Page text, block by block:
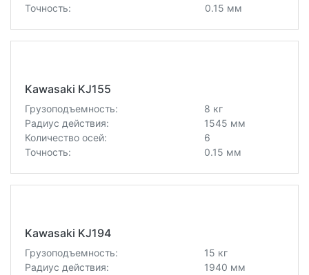
Точность:
0.15 мм
Kawasaki KJ155
Грузоподъемность:
8 кг
Радиус действия:
1545 мм
Количество осей:
6
Точность:
0.15 мм
Kawasaki KJ194
Грузоподъемность:
15 кг
Радиус действия:
1940 мм